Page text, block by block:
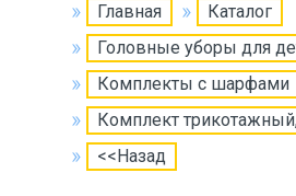
Главная
Каталог
Головные уборы для
Комплекты с шарфами
Комплект
<<Назад